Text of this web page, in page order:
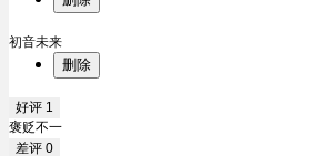
初音未来
删除
好评 1
褒贬不一
差评 0